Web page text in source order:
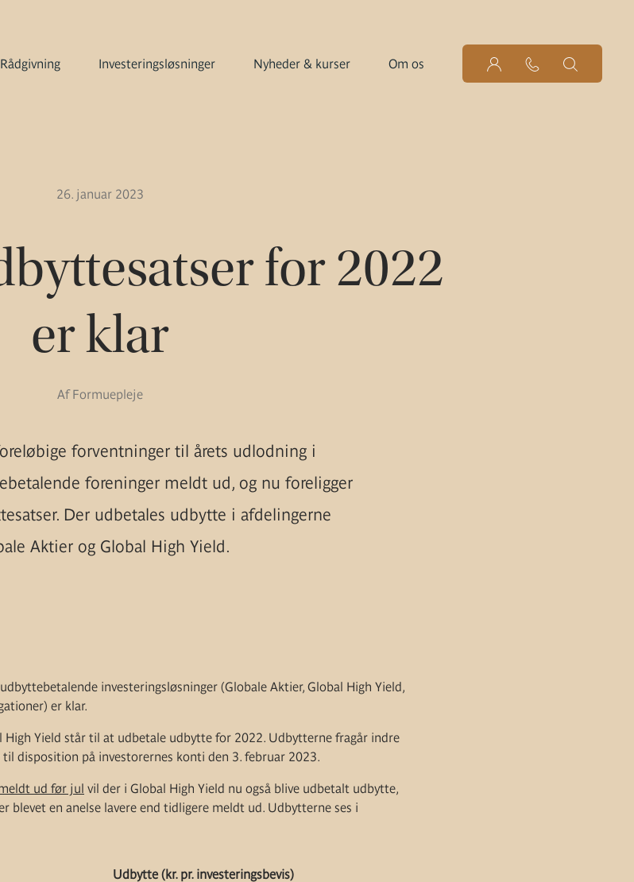
Rådgivning Investeringsløsninger Nyheder & kurser Om os
26. januar 2023
for 2022
er klar
Af Formuepleje
forventninger til årets udlodning i
foreninger meldt ud, og nu foreligger
Der udbetales udbytte i afdelingerne
Aktier og Global High Yield.
investeringsløsninger (Globale Aktier, Global High Yield,
er klar.
High Yield står til at udbetale udbytte for 2022. Udbytterne fragår indre
disposition på investorernes konti den 3. februar 2023.
ud før jul vil der i Global High Yield nu også blive udbetalt udbytte,
blevet en anelse lavere end tidligere meldt ud. Udbytterne ses i
Udbytte (kr. pr. investeringsbevis)